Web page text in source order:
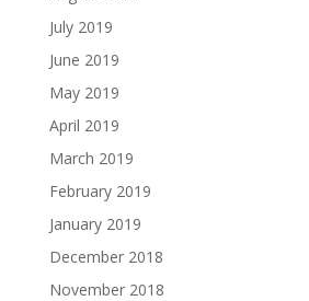
July 2019
June 2019
May 2019
April 2019
March 2019
February 2019
January 2019
December 2018
November 2018